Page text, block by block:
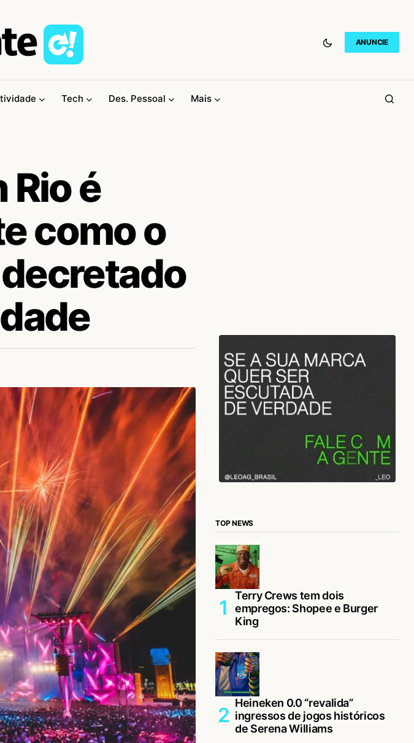
ANUNCIE
Tech Des. Pessoal Mais
Rio é
como o
decretado
TOP NEWS
Terry Crews tem dois
empregos: Shopee e Burger
King
Heineken 0.0 “revalida”
ingressos de jogos históricos
de Serena Williams